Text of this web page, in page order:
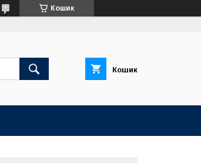
Кошик
Кошик